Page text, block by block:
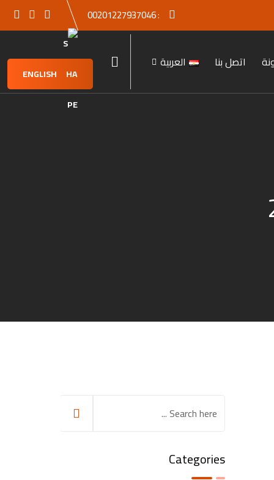
:
00201227937046
اتصل بنا العربية
ENGLISH
Categories